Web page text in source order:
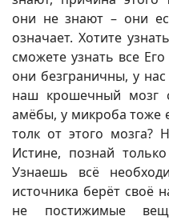
они не знают – они
означает. Хотите
сможете узнать все
они безграничны, у
наш крошечный мозг
амёбы, у микроба тоже
толк от этого мозга?
Истине, познай
Узнаешь всё
источника берёт своё
не постижимые